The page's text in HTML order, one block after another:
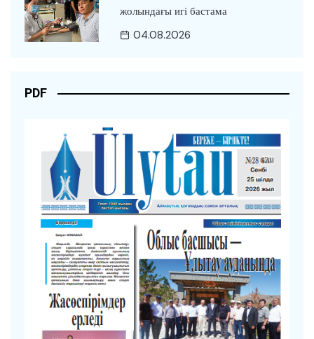
жолындағы игі бастама
04.08.2026
PDF